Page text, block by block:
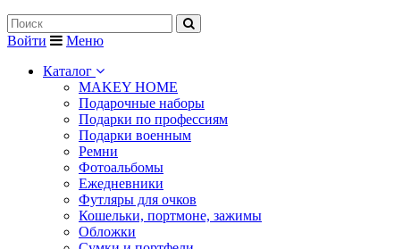
Войти
Меню
Каталог
MAKEY HOME
Подарочные наборы
Подарки по профессиям
Подарки военным
Ремни
Фотоальбомы
Ежедневники
Футляры для очков
Кошельки, портмоне, зажимы
Обложки